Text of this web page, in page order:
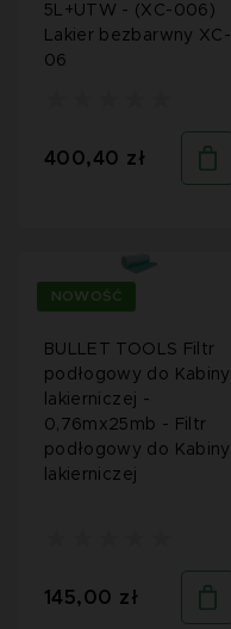
5L+UTW - (XC-006)
Lakier bezbarwny XC-
06
400,40 zł
NOWOŚĆ
BULLET TOOLS Filtr
podłogowy do Kabiny
lakierniczej -
0,76mx25mb - Filtr
podłogowy do Kabiny
lakierniczej
145,00 zł